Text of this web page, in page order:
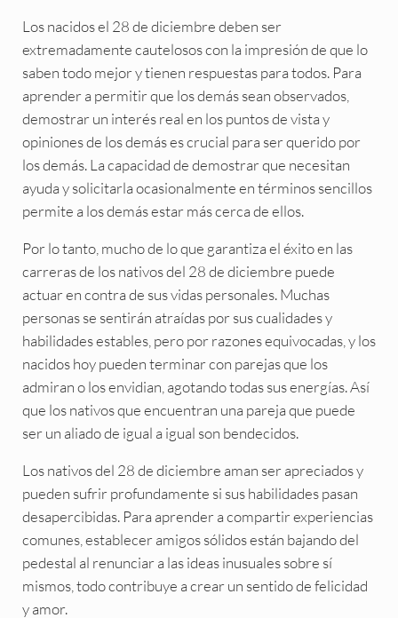
Los nacidos el 28 de diciembre deben ser
extremadamente cautelosos con la impresión de que lo
saben todo mejor y tienen respuestas para todos. Para
aprender a permitir que los demás sean observados,
demostrar un interés real en los puntos de vista y
opiniones de los demás es crucial para ser querido por
los demás. La capacidad de demostrar que necesitan
ayuda y solicitarla ocasionalmente en términos sencillos
permite a los demás estar más cerca de ellos.
Por lo tanto, mucho de lo que garantiza el éxito en las
carreras de los nativos del 28 de diciembre puede
actuar en contra de sus vidas personales. Muchas
personas se sentirán atraídas por sus cualidades y
habilidades estables, pero por razones equivocadas, y los
nacidos hoy pueden terminar con parejas que los
admiran o los envidian, agotando todas sus energías. Así
que los nativos que encuentran una pareja que puede
ser un aliado de igual a igual son bendecidos.
Los nativos del 28 de diciembre aman ser apreciados y
pueden sufrir profundamente si sus habilidades pasan
desapercibidas. Para aprender a compartir experiencias
comunes, establecer amigos sólidos están bajando del
pedestal al renunciar a las ideas inusuales sobre sí
mismos, todo contribuye a crear un sentido de felicidad
y amor.